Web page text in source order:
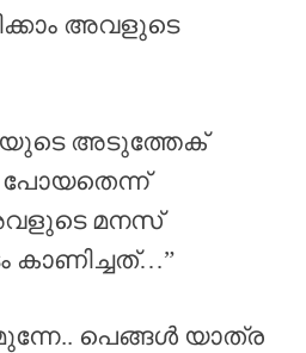
അവളുടെ
അടുത്തേക്
മനസ്
കാണിച്ചത്…”
പെങ്ങൾ യാത്ര